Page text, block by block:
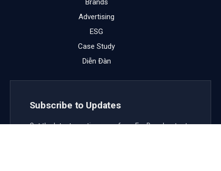
Brands
Advertising
ESG
Case Study
Diễn Đàn
Subscribe to Updates
Get the latest creative news from FooBar about art,